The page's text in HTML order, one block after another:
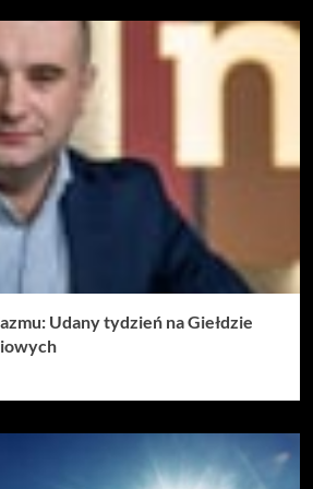
Udany tydzień na Giełdzie